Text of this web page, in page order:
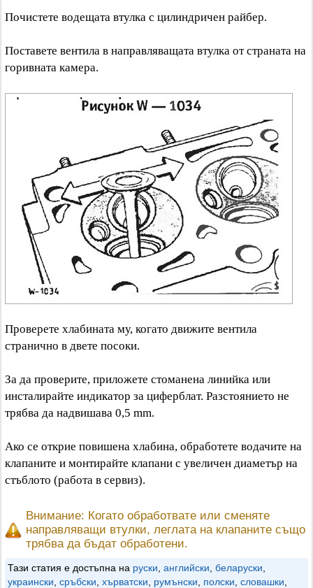
Почистете водещата втулка с цилиндричен райбер.
Поставете вентила в направляващата втулка от страната на
горивната камера.
Проверете хлабината му, когато движите вентила
странично в двете посоки.
За да проверите, приложете стоманена линийка или
инсталирайте индикатор за циферблат. Разстоянието не
трябва да надвишава 0,5 mm.
Ако се открие повишена хлабина, обработете водачите на
клапаните и монтирайте клапани с увеличен диаметър на
стъблото (работа в сервиз).
Внимание: Когато обработвате или сменяте
направляващи втулки, леглата на клапаните също
трябва да бъдат обработени.
Тази статия е достъпна на руски английски беларуски
украински сръбски хърватски румънски полски словашки